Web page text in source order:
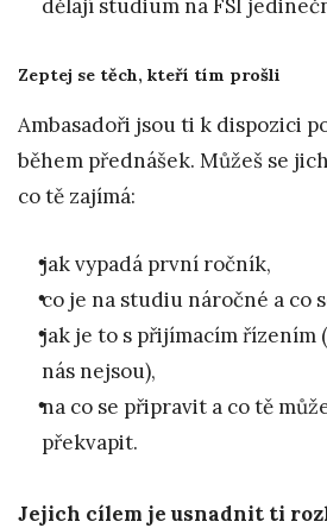
dělají studium na FSI
Zeptej se těch, kteří tím prošli
Ambasadoři jsou ti k dispozici
během přednášek. Můžeš se
co tě zajímá:
jak vypadá první ročník,
co je na studiu náročné a co
jak je to s přijímacím řízením
nás nejsou),
na co se připravit a co tě
překvapit.
Jejich cílem je usnadnit ti